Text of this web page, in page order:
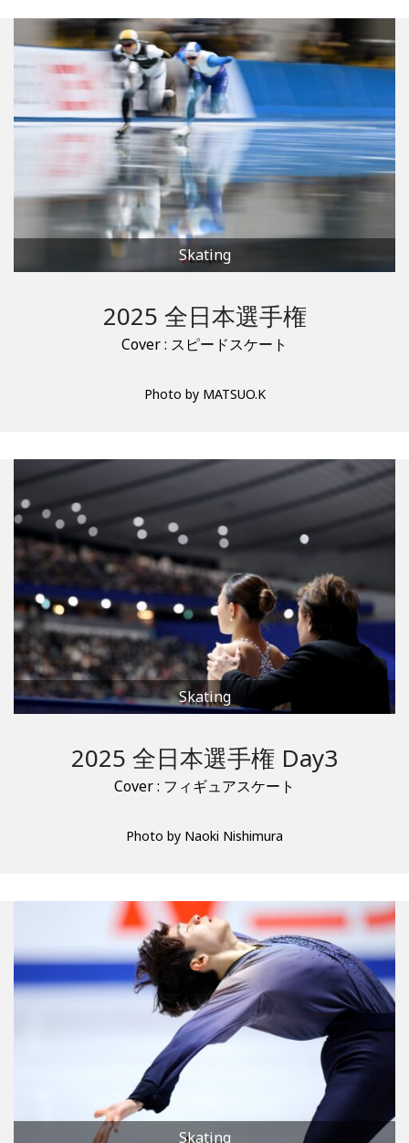
Skating
2025 全日本選手権
Cover : スピードスケート
Photo by MATSUO.K
Skating
2025 全日本選手権 Day3
Cover : フィギュアスケート
Photo by Naoki Nishimura
Skating